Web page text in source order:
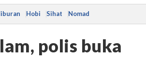
Hobi Sihat Nomad
polis buka